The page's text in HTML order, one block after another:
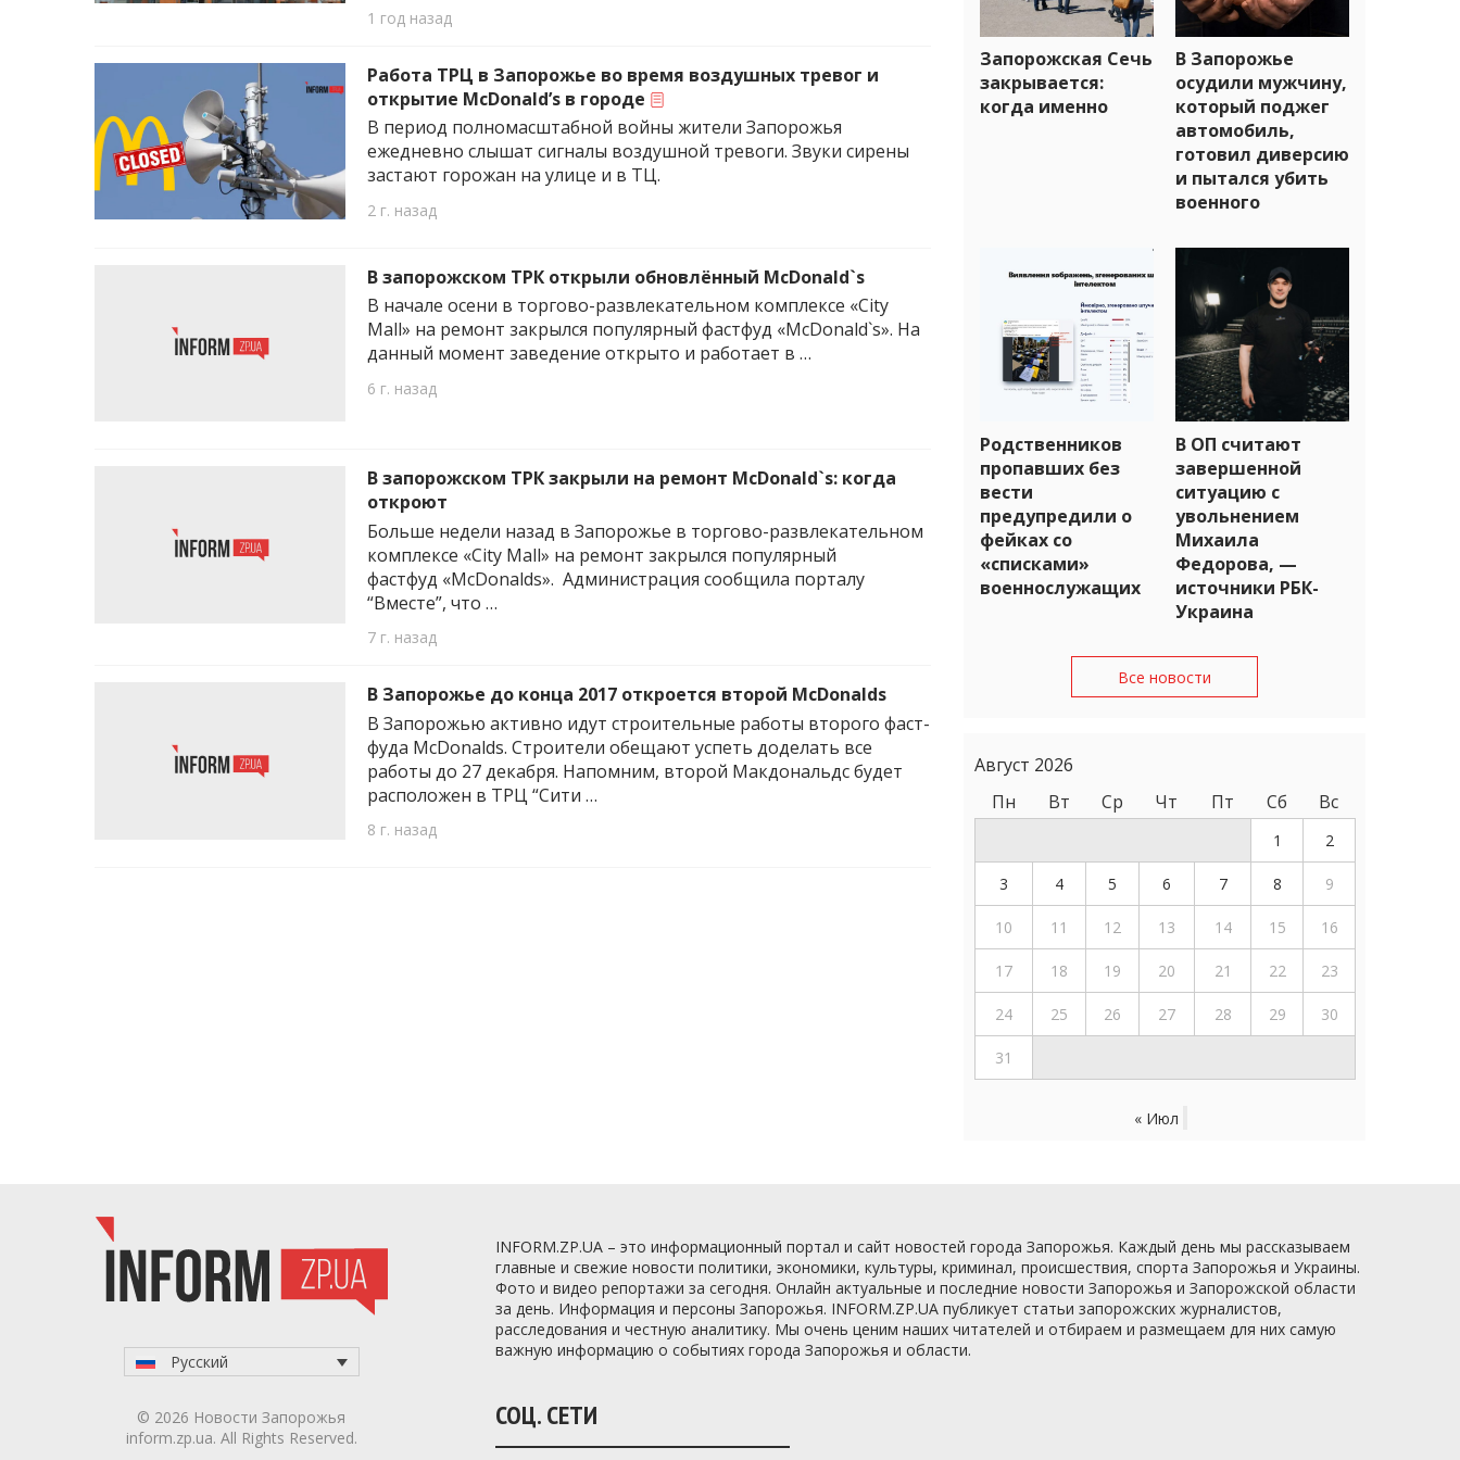
1 год назад
Работа ТРЦ в Запорожье во время воздушных тревог и
открытие McDonald’s в городе
В период полномасштабной войны жители Запорожья
ежедневно слышат сигналы воздушной тревоги. Звуки сирены
застают горожан на улице и в ТЦ.
2 г. назад
В запорожском ТРК открыли обновлённый McDonald`s
В начале осени в торгово-развлекательном комплексе «City
Mall» на ремонт закрылся популярный фастфуд «McDonald`s». На
данный момент заведение открыто и работает в …
6 г. назад
В запорожском ТРК закрыли на ремонт McDonald`s: когда
откроют
Больше недели назад в Запорожье в торгово-развлекательном
комплексе «City Mall» на ремонт закрылся популярный
фастфуд «McDonalds». Администрация сообщила порталу
“Вместе”, что …
7 г. назад
В Запорожье до конца 2017 откроется второй McDonalds
В Запорожью активно идут строительные работы второго фаст-
фуда McDonalds. Строители обещают успеть доделать все
работы до 27 декабря. Напомним, второй Макдональдс будет
расположен в ТРЦ “Сити …
8 г. назад
Запорожская Сечь
закрывается:
когда именно
В Запорожье
осудили мужчину,
который поджег
автомобиль,
готовил диверсию
и пытался убить
военного
Родственников
пропавших без
вести
предупредили о
фейках со
«списками»
военнослужащих
В ОП считают
завершенной
ситуацию с
увольнением
Михаила
Федорова, —
источники РБК-
Украина
Все новости
Август 2026
Пн
Вт Ср Чт Пт Сб Вс
1 2
3 4 5 6 7 8 9
10 11 12 13 14 15 16
17 18 19 20 21 22 23
24 25 26 27 28 29 30
31
« Июл
INFORM.ZP.UA – это информационный портал и сайт новостей города Запорожья. Каждый день мы рассказываем
главные и свежие новости политики, экономики, культуры, криминал, происшествия, спорта Запорожья и Украины.
Фото и видео репортажи за сегодня. Онлайн актуальные и последние новости Запорожья и Запорожской области
за день. Информация и персоны Запорожья. INFORM.ZP.UA публикует статьи запорожских журналистов,
расследования и честную аналитику. Мы очень ценим наших читателей и отбираем и размещаем для них самую
важную информацию о событиях города Запорожья и области.
СОЦ. СЕТИ
Русский
© 2026 Новости Запорожья
inform.zp.ua. All Rights Reserved.